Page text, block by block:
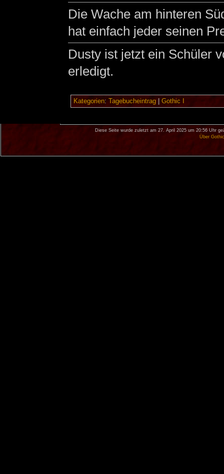
Die Wache am hinteren
hat einfach jeder seinen
Dusty ist jetzt ein Schüler
erledigt.
Kategorien: Tagebucheintrag| Gothic I
Diese Seite wurde zuletzt am 27. April 2025 um 20:56 Uhr
Über